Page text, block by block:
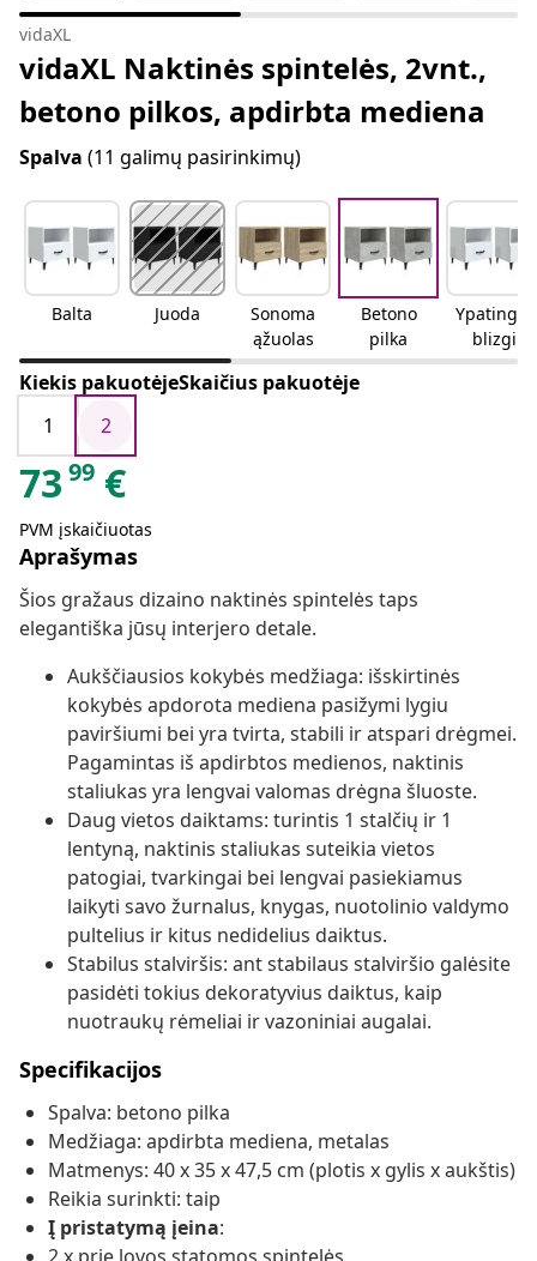
vidaXL
vidaXL Naktinės spintelės, 2vnt.,
betono pilkos, apdirbta mediena
Spalva (11 galimų pasirinkimų)
Balta Juoda
Sonoma
ąžuolas
Betono
pilka
Ypatingai
blizgi
balta
Kiekis pakuotėjeSkaičius pakuotėje
1
2
73 99 €
PVM įskaičiuotas
Aprašymas
Šios gražaus dizaino naktinės spintelės taps
elegantiška jūsų interjero detale.
Aukščiausios kokybės medžiaga: išskirtinės
kokybės apdorota mediena pasižymi lygiu
paviršiumi bei yra tvirta, stabili ir atspari drėgmei.
Pagamintas iš apdirbtos medienos, naktinis
staliukas yra lengvai valomas drėgna šluoste.
Daug vietos daiktams: turintis 1 stalčių ir 1
lentyną, naktinis staliukas suteikia vietos
patogiai, tvarkingai bei lengvai pasiekiamus
laikyti savo žurnalus, knygas, nuotolinio valdymo
pultelius ir kitus nedidelius daiktus.
Stabilus stalviršis: ant stabilaus stalviršio galėsite
pasidėti tokius dekoratyvius daiktus, kaip
nuotraukų rėmeliai ir vazoniniai augalai.
Specifikacijos
Spalva: betono pilka
Medžiaga: apdirbta mediena, metalas
Matmenys: 40 x 35 x 47,5 cm (plotis x gylis x aukštis)
Reikia surinkti: taip
Į pristatymą įeina: